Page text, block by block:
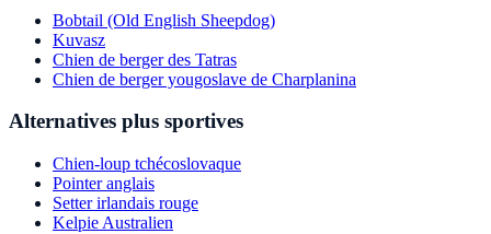
Bobtail (Old English Sheepdog)
Kuvasz
Chien de berger des Tatras
Chien de berger yougoslave de Charplanina
Alternatives plus sportives
Chien-loup tchécoslovaque
Pointer anglais
Setter irlandais rouge
Kelpie Australien